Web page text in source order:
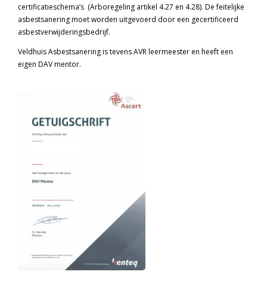
certificatieschema’s (Arboregeling artikel 4.27 en 4.28). De feitelijke
asbestsanering moet worden uitgevoerd door een gecertificeerd
asbestverwijderingsbedrijf.
Veldhuis Asbestsanering is tevens AVR leermeester en heeft een
eigen DAV mentor.